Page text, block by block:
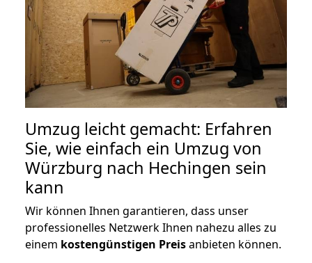
Umzug leicht gemacht: Erfahren
Sie, wie einfach ein Umzug von
Würzburg nach Hechingen sein
kann
Wir können Ihnen garantieren, dass unser
professionelles Netzwerk Ihnen nahezu alles zu
einem kostengünstigen Preisanbieten können.